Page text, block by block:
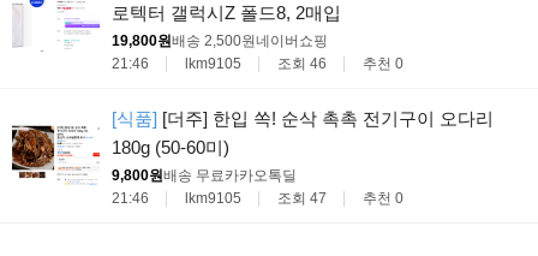
로텍터 갤럭시Z 폴드8, 2매입
19,800원배송 2,500원네이버쇼핑
21:46
lkm9105 조회 46 추천 0
[식품] [더주] 한입 쏙! 순삭 촉촉 전기구이 오다리
180g (50-60미)
9,800원배송 무료카카오톡딜
21:46
lkm9105 조회 47 추천 0